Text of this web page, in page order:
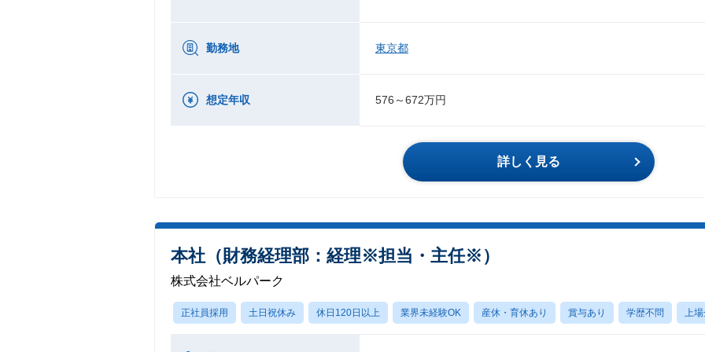
勤務地 東京都
想定年収 576～672万円
詳しく見る
本社（財務経理部：経理※担当・主任※）
株式会社ベルパーク
正社員採用 土日祝休み 休日120日以上 業界未経験OK 産休・育休あり 賞与あり 学歴不問 上